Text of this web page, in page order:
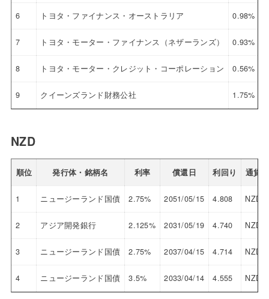
6 トヨタ・ファイナンス・オーストラリア 0.98%
7 トヨタ・モーター・ファイナンス（ネザーランズ） 0.93%
8 トヨタ・モーター・クレジット・コーポレーション 0.56%
9 クイーンズランド財務公社 1.75%
NZD
順位 発行体・銘柄名 利率 償還日 利回り 通貨
1 ニュージーランド国債 2.75% 2051/05/15 4.808 NZD
2 アジア開発銀行 2.125% 2031/05/19 4.740 NZD
3 ニュージーランド国債 2.75% 2037/04/15 4.714 NZD
4 ニュージーランド国債 3.5% 2033/04/14 4.555 NZD